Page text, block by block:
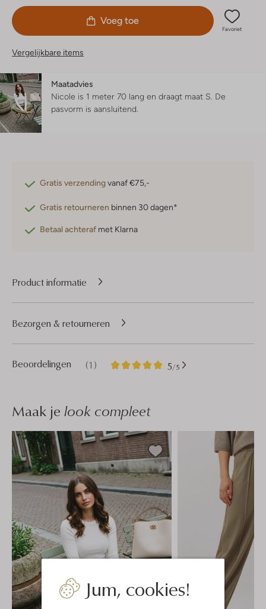
Jum, cookies!
Voeg toe
Favoriet
Vergelijkbare items
Maatadvies
Nicole is 1 meter 70 lang en draagt maat S. De
pasvorm is aansluitend
Gratis verzendingvanaf €75,-
Gratis retourneren binnen 30 dagen*
Betaal achteraf met Klarna
Product informatie
Beoordelingen (1) 5/5
1
5
Bezorgen & retourneren
Maak je look compleet